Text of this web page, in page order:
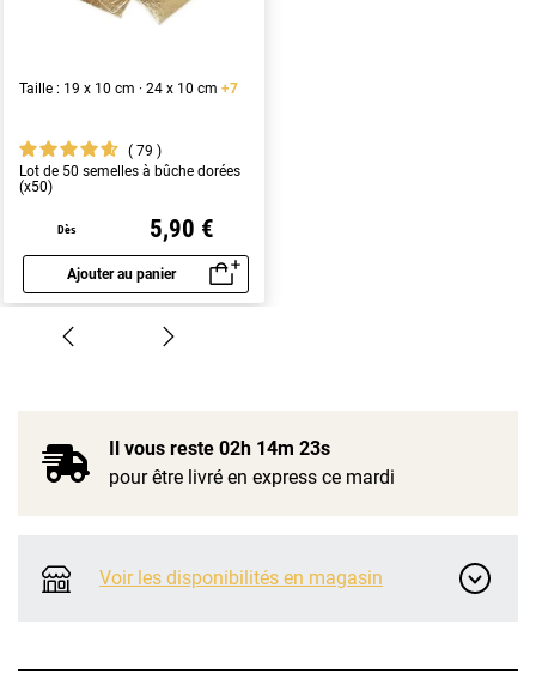
Taille : 19 x 10 cm · 24 x 10 cm +7
79
Lot de 50 semelles à bûche dorées
(x50)
Dès 5,90 €
Ajouter au panier
Aperçu rapide
Il vous reste 02h 14m 22s
pour être livré en express ce mardi
Voir les disponibilités en magasin